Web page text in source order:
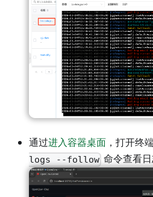
通过进入容器桌面 ，打开终
logs --follow 命令查看日